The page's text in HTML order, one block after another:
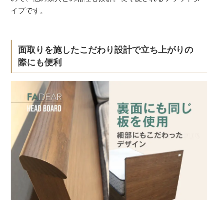
イプです。
面取りを施したこだわり設計で立ち上がりの
際にも便利